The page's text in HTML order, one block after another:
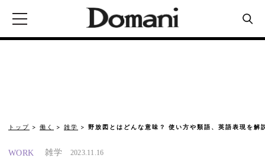
トップ 働く 雑学 野放図とはどんな意味？ 使い方や類語、英語表現を解
WORK 雑学 2023.11.16